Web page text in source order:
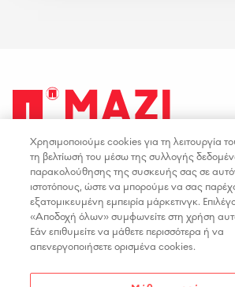
ΟΡΟΙ ΧΡΗΣΗΣ
ΠΟΛΙΤΙΚΗ ΑΠΟΡΡΗΤΟΥ
ΔΗΛΩΣΗ ΠΡΟΣΒΑΣΙΜΟΤΗΤΑΣ
ΘΕΣΕΙΣ
facebookyoutubeinstagramlinkedin
Χρησιμοποιούμε cookies για τη λειτουργία
τη βελτίωσή του μέσω της συλλογής
παρακολούθησης της συσκευής σας σε
ιστοτόπους, ώστε να μπορούμε να σας
εξατομικευμένη εμπειρία μάρκετινγκ.
«Αποδοχή όλων» συμφωνείτε στη χρήση
Εάν επιθυμείτε να μάθετε περισσότερα ή να
απενεργοποιήσετε ορισμένα cookies.